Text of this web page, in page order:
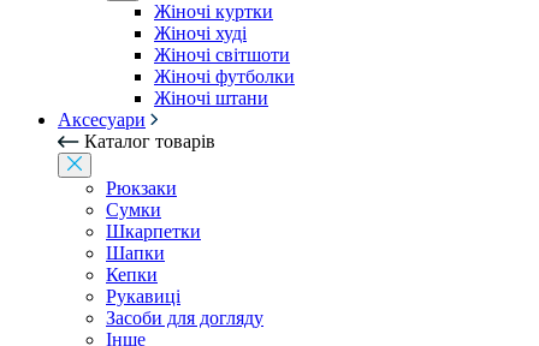
Жіночі куртки
Жіночі худі
Жіночі світшоти
Жіночі футболки
Жіночі штани
Аксесуари
Каталог товарів
Рюкзаки
Сумки
Шкарпетки
Шапки
Кепки
Рукавиці
Засоби для догляду
Інше